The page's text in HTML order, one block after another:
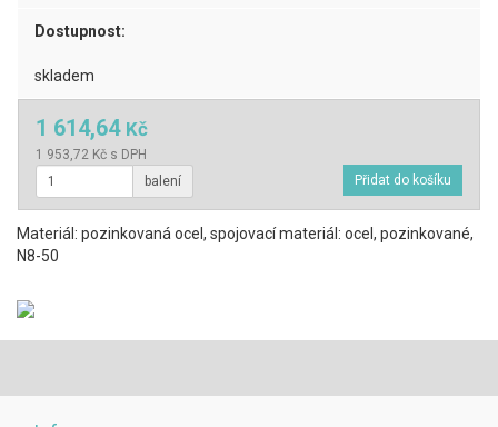
Dostupnost:
skladem
1 614,64 Kč
1 953,72 Kč s DPH
balení
Materiál: pozinkovaná ocel, spojovací materiál: ocel, pozinkované,
N8-50